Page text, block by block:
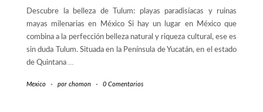
Descubre la belleza de Tulum: playas paradisíacas y ruinas
mayas milenarias en México Si hay un lugar en México que
combina a la perfección belleza natural y riqueza cultural, ese es
sin duda Tulum. Situada en la Península de Yucatán, en el estado
de Quintana …
Mexico - por chomon - 0 Comentarios